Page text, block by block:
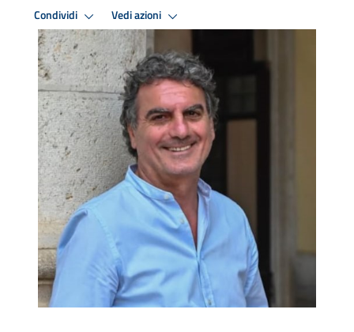
Condividi Vedi azioni